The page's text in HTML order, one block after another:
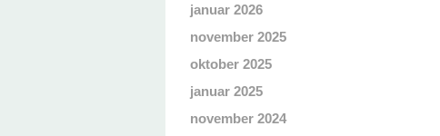
januar 2026
november 2025
oktober 2025
januar 2025
november 2024